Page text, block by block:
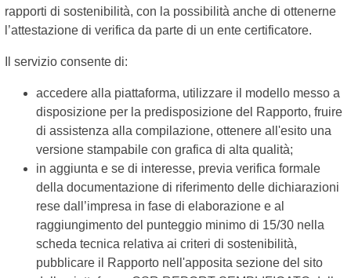
rapporti di sostenibilità, con la possibilità anche di ottenerne
l’attestazione di verifica da parte di un ente certificatore.
Il servizio consente di:
accedere alla piattaforma, utilizzare il modello messo a
disposizione per la predisposizione del Rapporto, fruire
di assistenza alla compilazione, ottenere all'esito una
versione stampabile con grafica di alta qualità;
in aggiunta e se di interesse, previa verifica formale
della documentazione di riferimento delle dichiarazioni
rese dall’impresa in fase di elaborazione e al
raggiungimento del punteggio minimo di 15/30 nella
scheda tecnica relativa ai criteri di sostenibilità,
pubblicare il Rapporto nell'apposita sezione del sito